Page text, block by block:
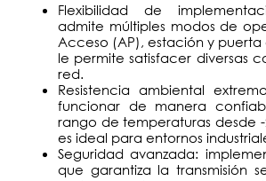
Flexibilidad de
admite múltiples modos de
Acceso (AP), estación y
le permite satisfacer diversas
red.
Resistencia ambiental
funcionar de manera
rango de temperaturas desde -
es ideal para entornos
Seguridad avanzada:
que garantiza la transmisión